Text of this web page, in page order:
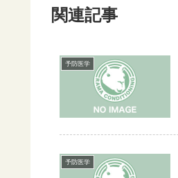
関連記事
予防医学
予防医学